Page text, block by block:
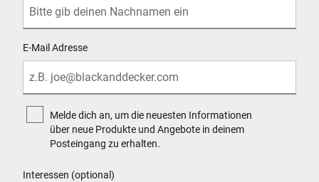
E-Mail Adresse
Melde dich an, um die neuesten Informationen
über neue Produkte und Angebote in deinem
Posteingang zu erhalten.
Interessen (optional)